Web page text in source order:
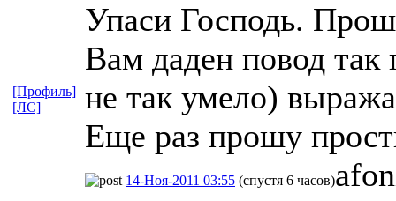
Упаси Господь.
Вам даден повод
не так умело)
Еще раз прошу
[Профиль]
[ЛС]
14-Ноя-2011 03:55 (спустя 6 часов)